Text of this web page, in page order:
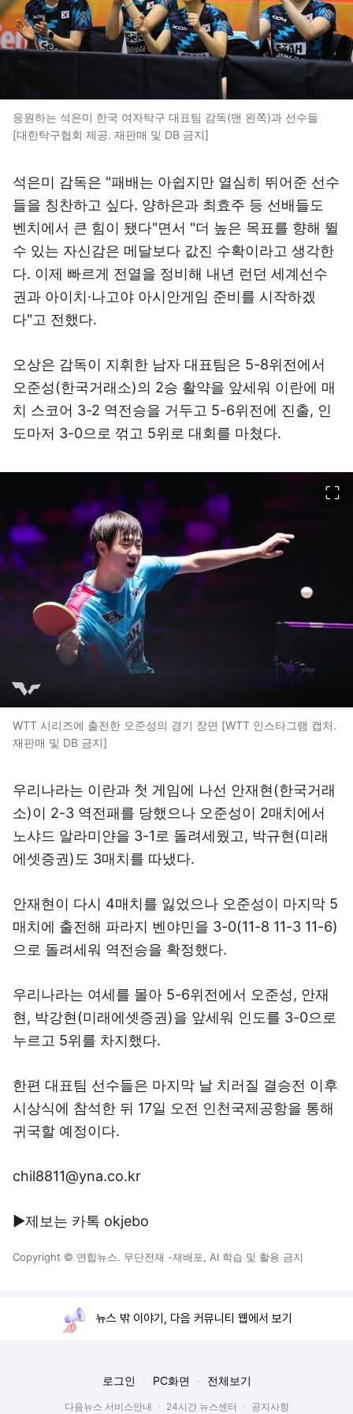
응원하는 석은미 한국 여자탁구 대표팀 감독(맨 왼쪽)과 선수들
[대한탁구협회 제공. 재판매 및 DB 금지]
석은미 감독은 "패배는 아쉽지만 열심히 뛰어준 선수
들을 칭찬하고 싶다. 양하은과 최효주 등 선배들도
벤치에서 큰 힘이 됐다"면서 "더 높은 목표를 향해 뛸
수 있는 자신감은 메달보다 값진 수확이라고 생각한
다. 이제 빠르게 전열을 정비해 내년 런던 세계선수
권과 아이치·나고야 아시안게임 준비를 시작하겠
다"고 전했다.
오상은 감독이 지휘한 남자 대표팀은 5-8위전에서
오준성(한국거래소)의 2승 활약을 앞세워 이란에 매
치 스코어 3-2 역전승을 거두고 5-6위전에 진출, 인
도마저 3-0으로 꺾고 5위로 대회를 마쳤다.
WTT 시리즈에 출전한 오준성의 경기 장면 [WTT 인스타그램 캡처.
재판매 및 DB 금지]
우리나라는 이란과 첫 게임에 나선 안재현(한국거래
소)이 2-3 역전패를 당했으나 오준성이 2매치에서
노샤드 알라미얀을 3-1로 돌려세웠고, 박규현(미래
에셋증권)도 3매치를 따냈다.
안재현이 다시 4매치를 잃었으나 오준성이 마지막 5
매치에 출전해 파라지 벤야민을 3-0(11-8 11-3 11-6)
으로 돌려세워 역전승을 확정했다.
우리나라는 여세를 몰아 5-6위전에서 오준성, 안재
현, 박강현(미래에셋증권)을 앞세워 인도를 3-0으로
누르고 5위를 차지했다.
한편 대표팀 선수들은 마지막 날 치러질 결승전 이후
시상식에 참석한 뒤 17일 오전 인천국제공항을 통해
귀국할 예정이다.
chil8811@yna.co.kr
▶제보는 카톡 okjebo
Copyright © 연합뉴스. 무단전재 -재배포, AI 학습 및 활용 금지
뉴스 밖 이야기, 다음 커뮤니티 웹에서 보기
로그인 PC화면 전체보기
다음뉴스 서비스안내 24시간 뉴스센터 공지사항